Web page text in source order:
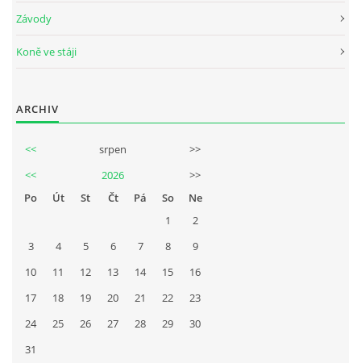
Závody
Koně ve stáji
ARCHIV
<< srpen
>>
<<
2026
>>
Po
Út St Čt Pá So
Ne
1
2
3
4 5 6 7 8
9
10
11 12 13 14 15
16
17
18 19 20 21 22
23
24
25 26 27 28 29
30
31